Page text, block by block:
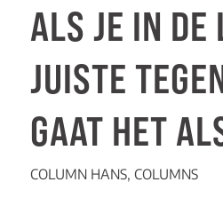
ALS JE IN DE
JUISTE
GAAT HET
COLUMN HANS, COLUMNS